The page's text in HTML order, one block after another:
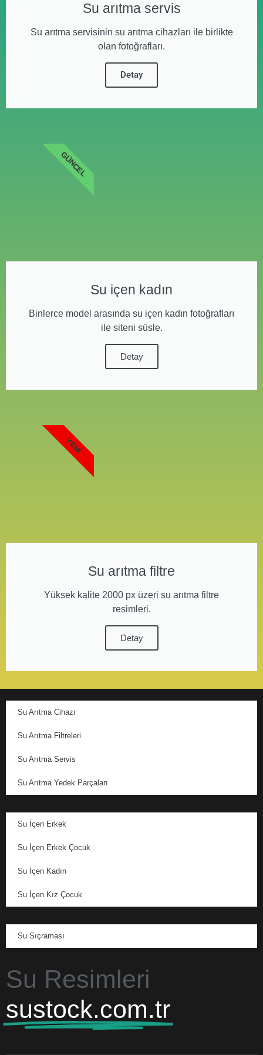
Su arıtma servis
Su arıtma servisinin su arıtma cihazları ile birlikte
olan fotoğrafları.
Detay
Su içen kadın
Binlerce model arasında su içen kadın fotoğrafları
ile siteni süsle.
Detay
GÜNCEL
Su arıtma filtre
Yüksek kalite 2000 px üzeri su arıtma filtre
resimleri.
Detay
YENI
Su Arıtma Cihazı
Su Arıtma Filtreleri
Su Arıtma Servis
Su Arıtma Yedek Parçaları
Su İçen Erkek
Su İçen Erkek Çocuk
Su İçen Kadın
Su İçen Kız Çocuk
Su Sıçraması
Su Resimleri
sustock.com.tr